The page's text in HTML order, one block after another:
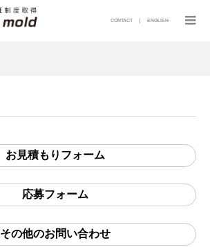
CONTACT ENGLISH
お見積もりフォーム
応募フォーム
その他のお問い合わせ